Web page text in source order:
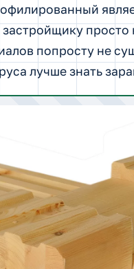
просто
попросту не
лучше знать